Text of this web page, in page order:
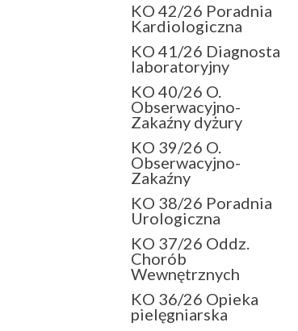
KO 42/26 Poradnia
Kardiologiczna
KO 41/26 Diagnosta
laboratoryjny
KO 40/26 O.
Obserwacyjno-
Zakaźny dyżury
KO 39/26 O.
Obserwacyjno-
Zakaźny
KO 38/26 Poradnia
Urologiczna
KO 37/26 Oddz.
Chorób
Wewnętrznych
KO 36/26 Opieka
pielęgniarska